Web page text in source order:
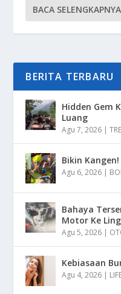
BACA SELENGKAPNYA
BERITA TERBARU
Hidden Gem
Luang
Agu 7, 2026 |
Bikin
Agu 6, 2026 |
Bahaya
Motor Ke
Agu 5, 2026 |
Kebiasaan
Agu 4, 2026 |